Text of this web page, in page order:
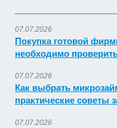
07.07.2026
Покупка готовой
необходимо
07.07.2026
Как выбрать
практические советы
07.07.2026